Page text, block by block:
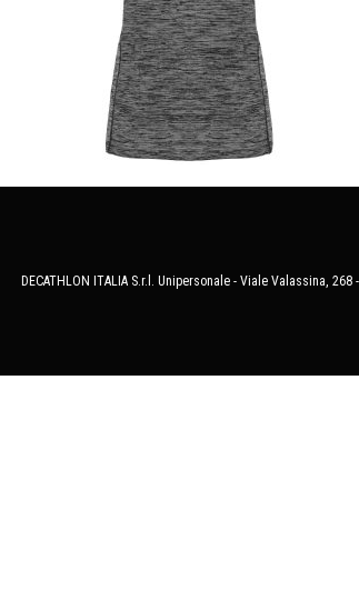
DECATHLON ITALIA S.r.l. Unipersonale - Viale Valassina,